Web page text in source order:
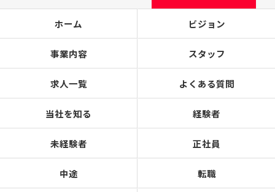
ホーム ビジョン
事業内容 スタッフ
求人一覧 よくある質問
当社を知る 経験者
未経験者 正社員
中途 転職